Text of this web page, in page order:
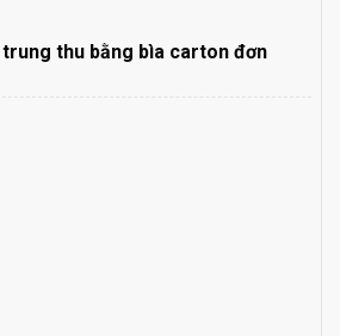
thu bằng bìa carton đơn